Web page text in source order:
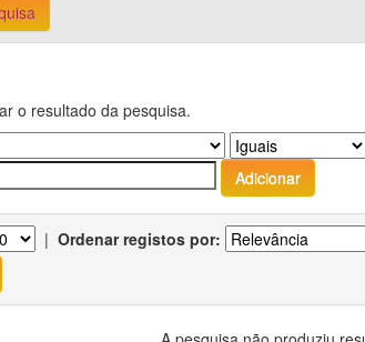
o resultado da pesquisa.
| Ordenar registos por: